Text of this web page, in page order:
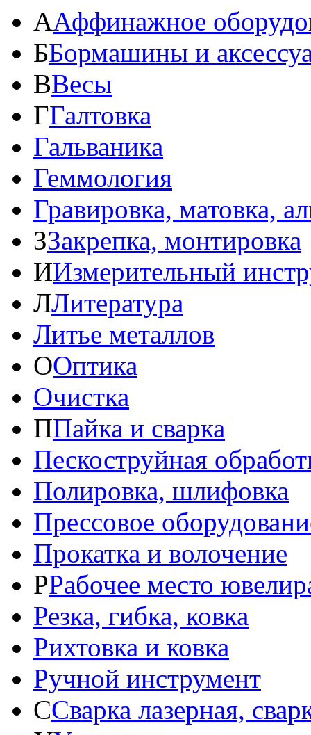
ААффинажное
ББормашины и
ВВесы
ГГалтовка
Гальваника
Геммология
Гравировка, матовка,
ЗЗакрепка, монтировка
ИИзмерительный
ЛЛитература
Литье металлов
ООптика
Очистка
ППайка и сварка
Пескоструйная
Полировка, шлифовка
Прессовое
Прокатка и волочение
РРабочее место
Резка, гибка, ковка
Рихтовка и ковка
Ручной инструмент
ССварка лазерная,